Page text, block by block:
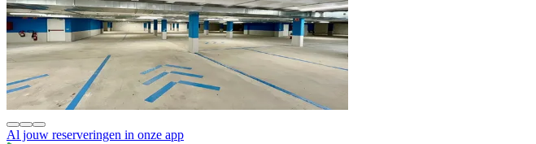
Al jouw reserveringen in onze app